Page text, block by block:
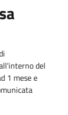
del
1 mese e